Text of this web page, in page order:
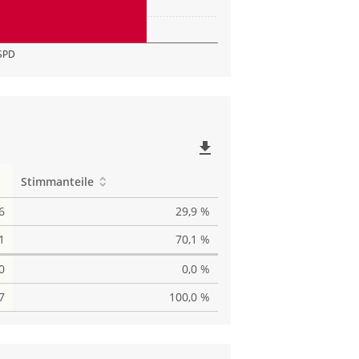
file_download
Stimmanteile
29,9 %
70,1 %
0,0 %
100,0 %